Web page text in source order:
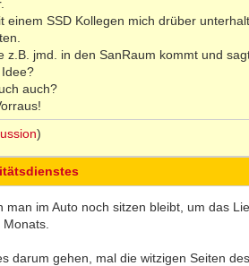
einem SSD Kollegen mich drüber
z.B. jmd. in den SanRaum kommt und
auch?
)
man im Auto noch sitzen bleibt, um das
darum gehen, mal die witzigen Seiten